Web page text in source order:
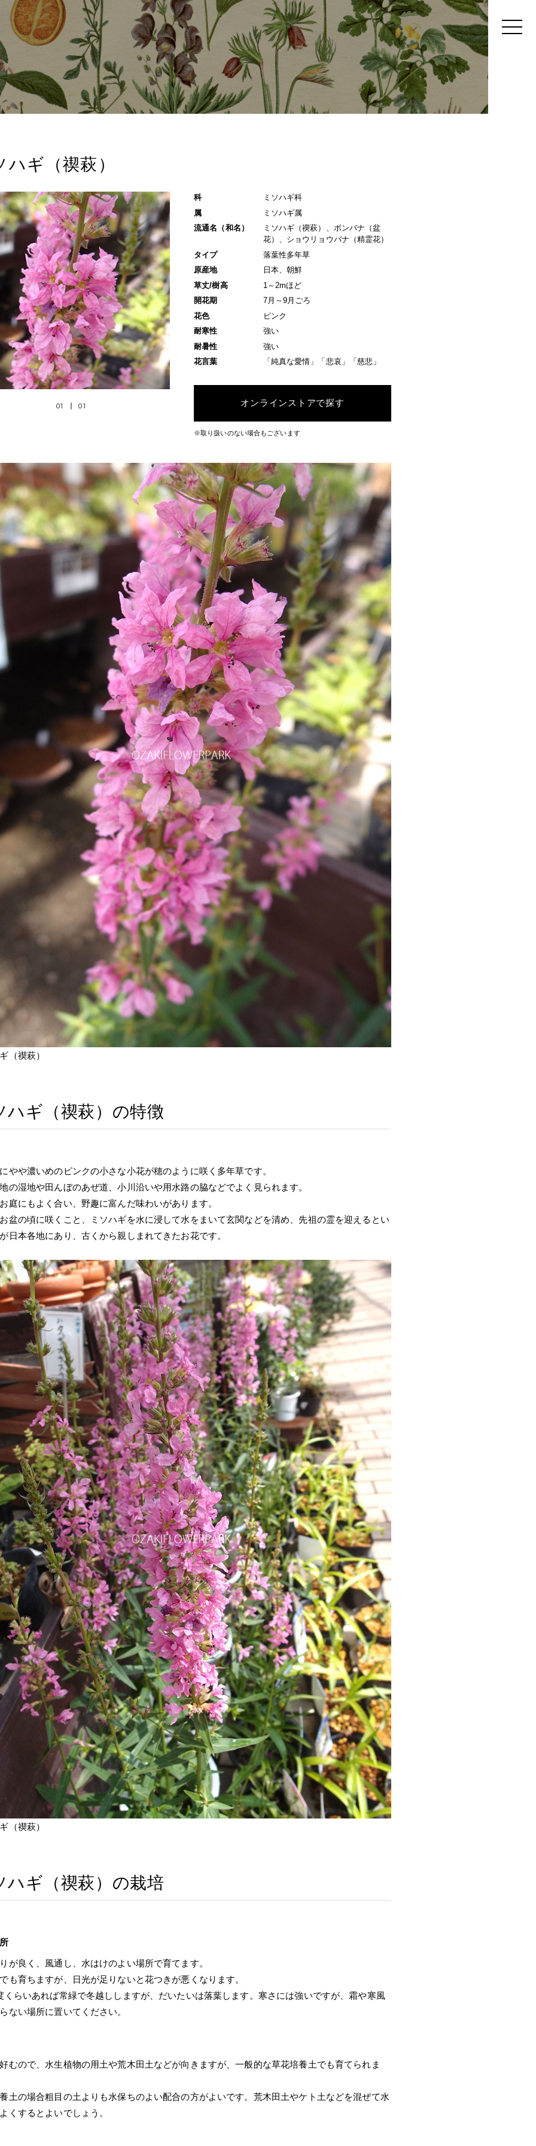
ハギ（禊萩）
01 01
科
ミソハギ科
属
ミソハギ属
流通名（和名）
ミソハギ（禊萩）、ボンバナ（盆
花）、ショウリョウバナ（精霊花）
タイプ
落葉性多年草
原産地
日本、朝鮮
草丈/樹高
1～2mほど
開花期
7月～9月ごろ
花色
ピンク
耐寒性
強い
耐暑性
強い
花言葉
「純真な愛情」「悲哀」「慈悲」
オンラインストアで探す
※取り扱いのない場合もございます
（禊萩）
ハギ（禊萩）の特徴
やや濃いめのピンクの小さな小花が穂のように咲く多年草です。
の湿地や田んぼのあぜ道、小川沿いや用水路の脇などでよく見られます。
庭にもよく合い、野趣に富んだ味わいがあります。
盆の頃に咲くこと、ミソハギを水に浸して水をまいて玄関などを清め、先祖の霊を迎えるとい
日本各地にあり、古くから親しまれてきたお花です。
（禊萩）
ハギ（禊萩）の栽培
が良く、風通し、水はけのよい場所で育てます。
も育ちますが、日光が足りないと花つきが悪くなります。
くらいあれば常緑で冬越ししますが、だいたいは落葉します。寒さには強いですが、霜や寒風
ない場所に置いてください。
むので、水生植物の用土や荒木田土などが向きますが、一般的な草花培養土でも育てられま
土の場合粗目の土よりも水保ちのよい配合の方がよいです。荒木田土やケト土などを混ぜて水
くするとよいでしょう。